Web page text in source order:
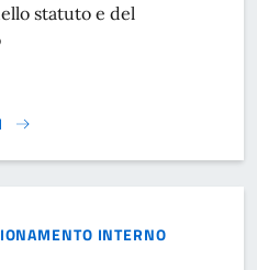
statuto e del
NAZIONALE CITTÀ DEL
INTERNO